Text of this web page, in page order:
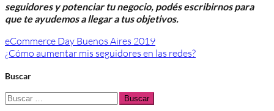
seguidores y potenciar tu negocio, podés escribirnos para
que te ayudemos a llegar a tus objetivos.
Navegación
de
entradas
eCommerce Day Buenos Aires 2019
¿Cómo aumentar mis seguidores en las redes?
Buscar
Buscar: